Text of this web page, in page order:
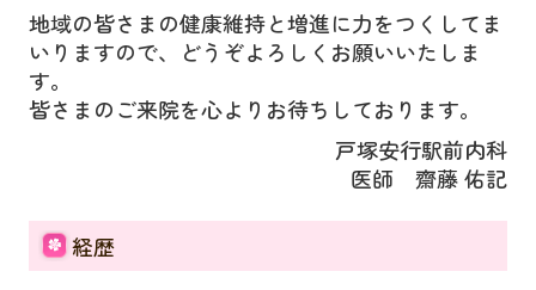
地域の皆さまの健康維持と増進に力をつくしてま
いりますので、どうぞよろしくお願いいたしま
す。
皆さまのご来院を心よりお待ちしております。
戸塚安行駅前内科
医師 齋藤 佑記
経歴